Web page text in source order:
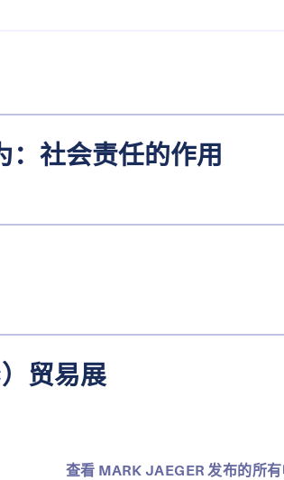
：社会责任的作用
贸易展
查看 MARK JAEGER 发布的所